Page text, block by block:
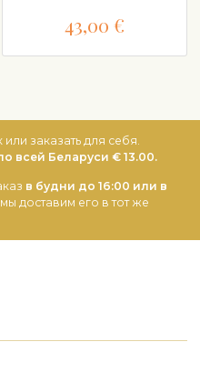
43,00 €
заказать для себя.
всей Беларуси € 13.00.
в будни до 16:00 или в
мы доставим его в тот же